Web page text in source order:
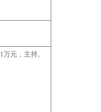
元，主持。